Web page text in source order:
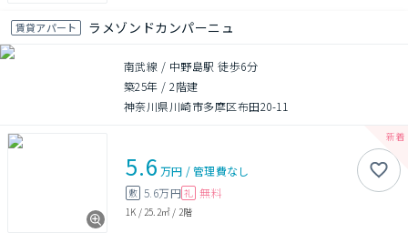
賃貸アパート ラメゾンドカンパーニュ
南武線 / 中野島駅 徒歩6分
築25年 /2階建
神奈川県川崎市多摩区布田20-11
5.6 万円 /管理費なし
敷 5.6万円 礼 無料
1K / 25.2㎡ / 2階